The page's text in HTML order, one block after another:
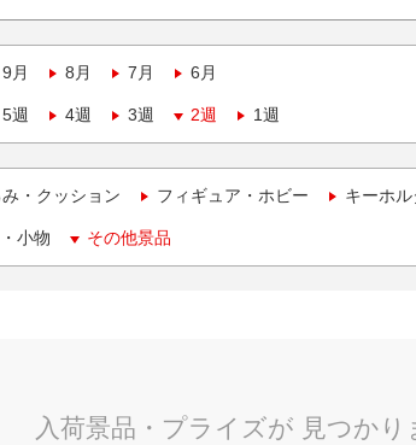
9月 8月 7月 6月
5週 4週 3週 2週 1週
・クッション フィギュア・ホビー キーホ
小物 その他景品